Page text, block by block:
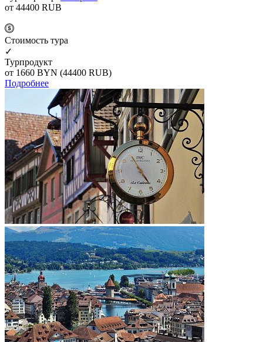
от 44400 RUB
Cтоимость тура
✓
Турпродукт
от 1660 BYN (44400 RUB)
Подробнее